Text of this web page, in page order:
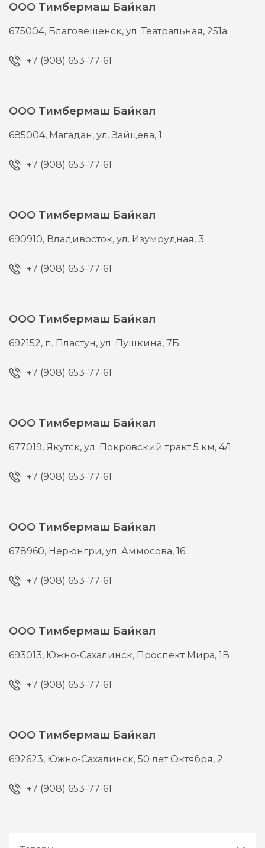
ООО Тимбермаш Байкал
675004, Благовещенск,ул. Театральная, 251а
+7 (908) 653-77-61
ООО Тимбермаш Байкал
685004, Магадан,ул. Зайцева, 1
+7 (908) 653-77-61
ООО Тимбермаш Байкал
690910, Владивосток,ул. Изумрудная, 3
+7 (908) 653-77-61
ООО Тимбермаш Байкал
692152, п. Пластун,ул. Пушкина, 7Б
+7 (908) 653-77-61
ООО Тимбермаш Байкал
677019, Якутск,ул. Покровский тракт 5 км, 4/1
+7 (908) 653-77-61
ООО Тимбермаш Байкал
678960, Нерюнгри,ул. Аммосова, 16
+7 (908) 653-77-61
ООО Тимбермаш Байкал
693013, Южно-Сахалинск, Проспект Мира, 1В
+7 (908) 653-77-61
ООО Тимбермаш Байкал
692623, Южно-Сахалинск,50 лет Октября, 2
+7 (908) 653-77-61